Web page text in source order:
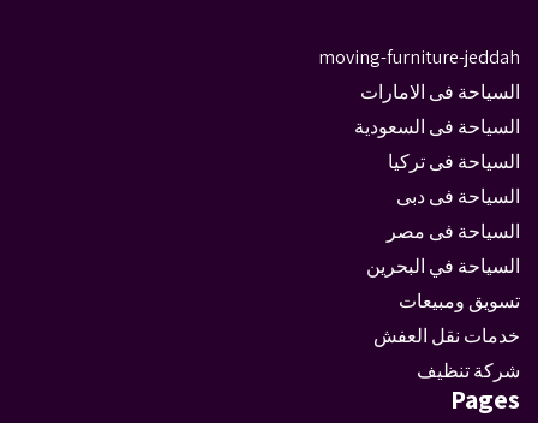
moving-furniture-jeddah
السياحة فى الامارات
السياحة فى السعودية
السياحة فى تركيا
السياحة فى دبى
السياحة فى مصر
السياحة في البحرين
تسويق ومبيعات
خدمات نقل العفش
شركة تنظيف
Pages